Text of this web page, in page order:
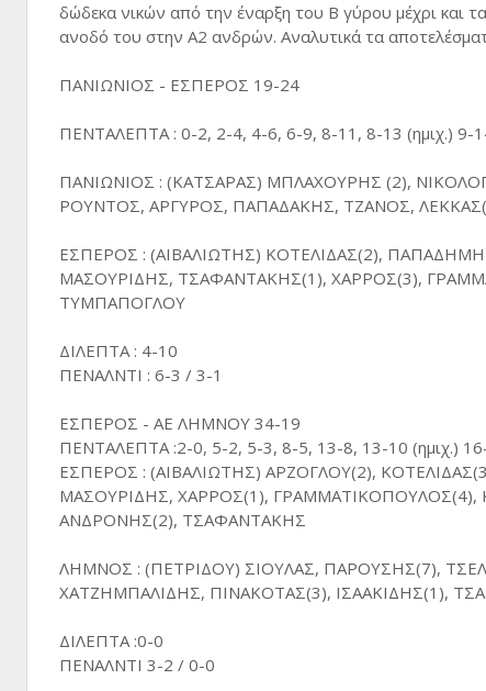
δώδεκα νικών από την έναρξη του Β γύρου μέχρι και
ανοδό του στην Α2 ανδρών. Αναλυτικά τα
ΠΑΝΙΩΝΙΟΣ - ΕΣΠΕΡΟΣ 19-24
ΠΕΝΤΑΛΕΠΤΑ : 0-2, 2-4, 4-6, 6-9, 8-11, 8-13 (ημιχ.) 9-
ΠΑΝΙΩΝΙΟΣ : (ΚΑΤΣΑΡΑΣ) MΠΛΑΧΟΥΡΗΣ (2),
ΡΟΥΝΤΟΣ, ΑΡΓΥΡΟΣ, ΠΑΠΑΔΑΚΗΣ, ΤΖΑΝΟΣ,
ΕΣΠΕΡΟΣ : (ΑΙΒΑΛΙΩΤΗΣ) ΚΟΤΕΛΙΔΑΣ(2),
ΜΑΣΟΥΡΙΔΗΣ, ΤΣΑΦΑΝΤΑΚΗΣ(1), ΧΑΡΡΟΣ(3),
ΤΥΜΠΑΠΟΓΛΟΥ
ΔΙΛΕΠΤΑ : 4-10
ΠΕΝΑΛΝΤΙ : 6-3 / 3-1
ΕΣΠΕΡΟΣ - ΑΕ ΛΗΜΝΟΥ 34-19
ΠΕΝΤΑΛΕΠΤΑ :2-0, 5-2, 5-3, 8-5, 13-8, 13-10 (ημιχ.)
ΕΣΠΕΡΟΣ : (ΑΙΒΑΛΙΩΤΗΣ) ΑΡΖΟΓΛΟΥ(2),
ΜΑΣΟΥΡΙΔΗΣ, ΧΑΡΡΟΣ(1),
ΑΝΔΡΟΝΗΣ(2), ΤΣΑΦΑΝΤΑΚΗΣ
ΛΗΜΝΟΣ : (ΠΕΤΡΙΔΟΥ) ΣΙΟΥΛΑΣ, ΠΑΡΟΥΣΗΣ(7),
ΧΑΤΖΗΜΠΑΛΙΔΗΣ, ΠΙΝΑΚΟΤΑΣ(3), ΙΣΑΑΚΙΔΗΣ(1),
ΔΙΛΕΠΤΑ :0-0
ΠΕΝΑΛΝΤΙ 3-2 / 0-0